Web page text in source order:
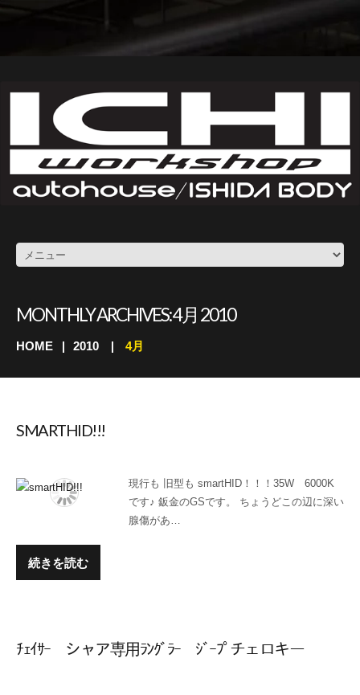
MONTHLY ARCHIVES:4月 2010
HOME 2010 4月
SMARTHID!!!
現行も 旧型も smartHID！！！35W 6000K
です♪ 鈑金のGSです。 ちょうどこの辺に深い
腺傷があ…
続きを読む
ﾁｪｲｻｰ シャア専用ﾗﾝｸﾞﾗｰ ｼﾞｰﾌﾟチェロキー